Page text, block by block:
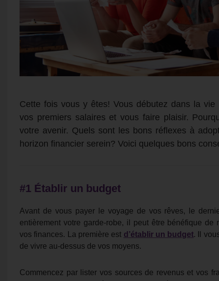
Cette fois vous y êtes! Vous débutez dans la
vos premiers salaires et vous faire plaisir.
votre avenir. Quels sont les bons réflexes à
horizon financier serein? Voici quelques bons
#1 Établir un budget
Avant de vous payer le voyage de vos rêves, le
entièrement votre garde-robe, il peut être bénéfique
vos finances. La première est d’établir un budget. Il
de vivre au-dessus de vos moyens.
Commencez par lister vos sources de revenus et vos